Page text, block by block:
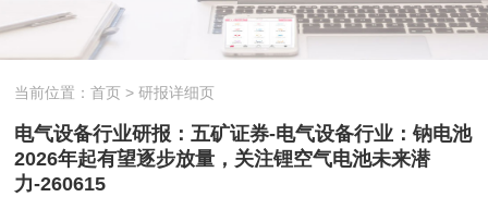
当前位置：首页 > 研报详细页
电气设备行业研报：五矿证券-电气设备行业：钠电池
2026年起有望逐步放量，关注锂空气电池未来潜
力-260615